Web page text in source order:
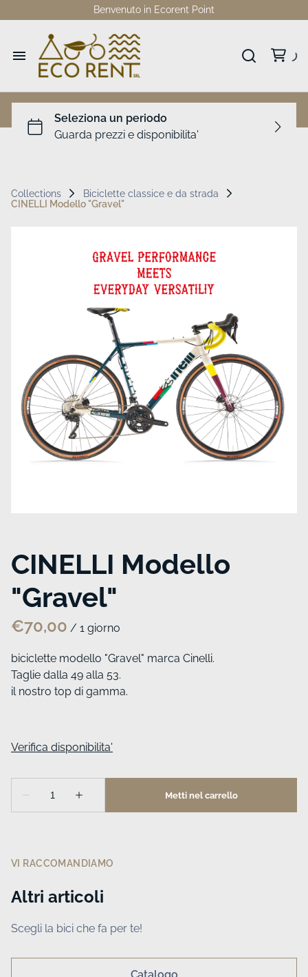
Benvenuto in Ecorent Point
Home
Catalogo
Dove siamo
Collections
Biciclette classice e da strada
CINELLI Modello "Gravel"
CINELLI Modello
"Gravel"
/
biciclette modello "Gravel" marca Cinelli.
Taglie dalla 49 alla 53.
il nostro top di gamma.
VI RACCOMANDIAMO
Altri articoli
Scegli la bici che fa per te!